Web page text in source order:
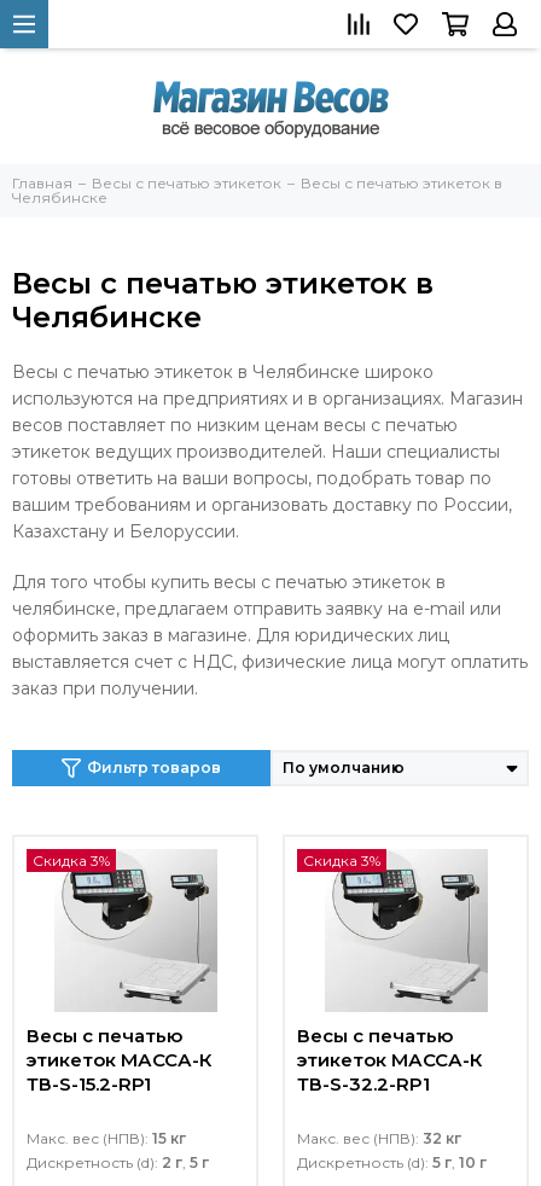
Главная Весы с печатью этикеток
Весы с печатью этикеток в
Челябинске
Весы с печатью этикеток в
Челябинске
Весы с печатью этикеток в Челябинске широко
используются на предприятиях и в организациях. Магазин
весов поставляет по низким ценам весы с печатью
этикеток ведущих производителей. Наши специалисты
готовы ответить на ваши вопросы, подобрать товар по
вашим требованиям и организовать доставку по России,
Казахстану и Белоруссии.
Для того чтобы купить весы с печатью этикеток в
челябинске, предлагаем отправить заявку на e-mail или
оформить заказ в магазине. Для юридических лиц
выставляется счет с НДС, физические лица могут оплатить
заказ при получении.
Фильтр товаров
Скидка 3%
Весы с печатью
этикеток МАССА-К
ТВ-S-15.2-RР1
Макс. вес (НПВ): 15 кг
Дискретность (d): 2 г, 5 г
Скидка 3%
Весы с печатью
этикеток МАССА-К
ТВ-S-32.2-RP1
Макс. вес (НПВ): 32 кг
Дискретность (d): 5 г, 10 г